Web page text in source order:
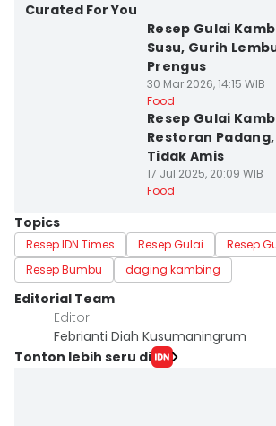
Curated For You
Resep Gulai
Susu, Gurih
Prengus
30 Mar 2026, 14:15 WIB
Food
Resep Gulai
Restoran
Tidak Amis
17 Jul 2025, 20:09 WIB
Food
Topics
Resep IDN Times Resep Gulai
Resep
Resep Bumbu
daging kambing
Editorial Team
Editor
Febrianti Diah Kusumaningrum
Tonton lebih seru di